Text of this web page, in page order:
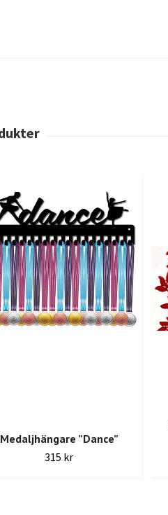
Medaljhängare ”Dance”
315 kr